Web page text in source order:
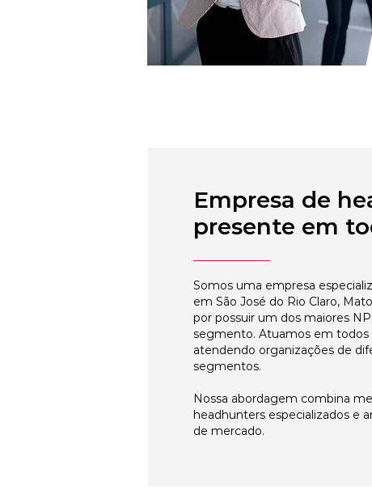
Empresa de
presente em
Somos uma empresa
em São José do Rio Claro,
por possuir um dos maiores
segmento. Atuamos em todos
atendendo organizações de
segmentos.
Nossa abordagem combina
headhunters especializados e
de mercado.